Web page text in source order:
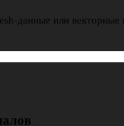
данные или